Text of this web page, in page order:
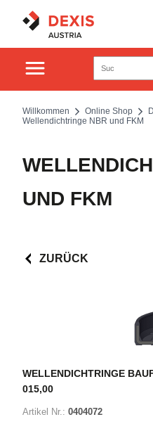
Willkommen Online Shop
Wellendichtringe NBR und FKM
UND FKM
ZURÜCK
WELLENDICHTRINGE
015,00
Artikel Nr.: 0404072